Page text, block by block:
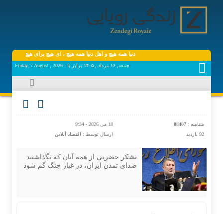
دنیا همه هیچ و اهل دنیا همه هیچ ، ‌ای هیچ برای هیچ بر هیچ
جمعه, ۱۶ مرداد , ۱۴۰۵ برابر با - Friday, 7 August , 2026
شناسه : 88407
18 می 2026 - 9:34
92 بازدید
ارسال توسط : اقتصاد آنلاین
تشکر حضرتی از همه آنان که نگذاشتند
صدای تمدن ایران، در غبار جنگ گم شود